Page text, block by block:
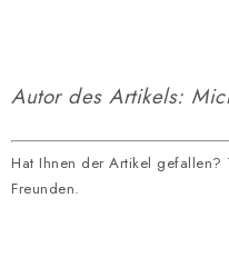
Autor des Artikels:
Hat Ihnen der Artikel
Freunden.